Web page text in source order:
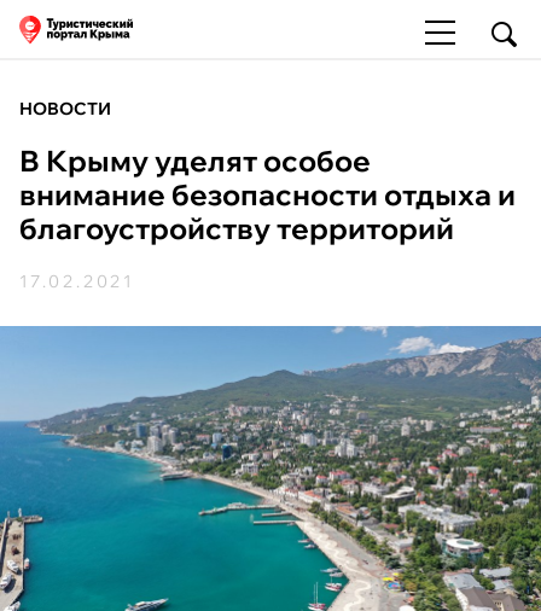
НОВОСТИ
В Крыму уделят особое
внимание безопасности отдыха и
благоустройству территорий
17.02.2021